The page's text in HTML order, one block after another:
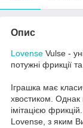
Опис
Lovense Vulse -
потужні фрикції
Іграшка має
хвостиком.
імітацією
Lovense, з яким